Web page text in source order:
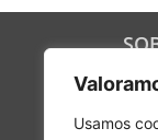
Usamos